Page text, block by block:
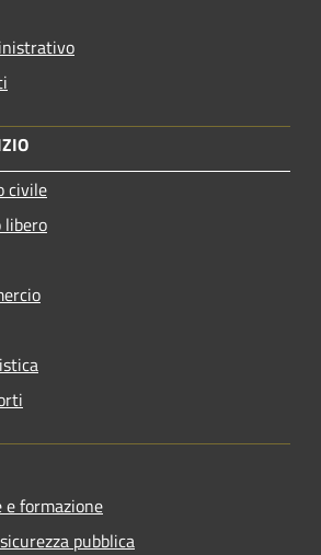
civile
libero
e formazione
pubblica